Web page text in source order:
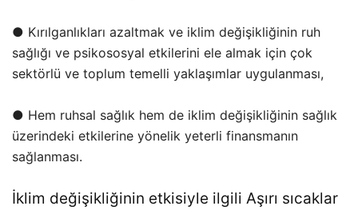
● Kırılganlıkları azaltmak ve iklim değişikliğinin ruh
sağlığı ve psikososyal etkilerini ele almak için çok
sektörlü ve toplum temelli yaklaşımlar uygulanması,
● Hem ruhsal sağlık hem de iklim değişikliğinin sağlık
üzerindeki etkilerine yönelik yeterli finansmanın
sağlanması.
İklim değişikliğinin etkisiyle ilgili Aşırı sıcaklar